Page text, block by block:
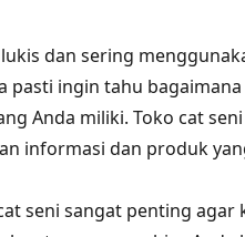
dan sering
pasti ingin tahu
Anda miliki. Toko cat
informasi dan produk
seni sangat penting agar